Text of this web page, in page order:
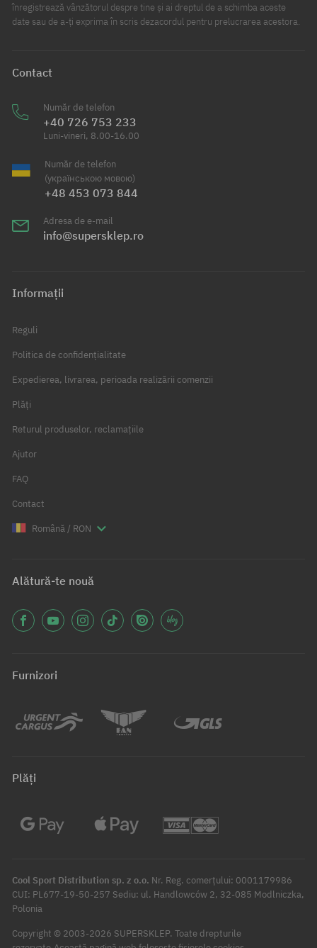
înregistrează vânzătorul despre tine și ai dreptul de a schimba aceste
date sau de a-ți exprima în scris dezacordul pentru prelucrarea acestora.
Contact
Număr de telefon
+40 726 753 233
Luni-vineri, 8.00-16.00
Număr de telefon
(українською мовою)
+48 453 073 844
Adresa de e-mail
info@supersklep.ro
Informații
Reguli
Politica de confidențialitate
Expedierea, livrarea, perioada realizării comenzii
Plăți
Returul produselor, reclamațiile
Ajutor
FAQ
Contact
Română / RON
Alătură-te nouă
Furnizori
Plăți
Cool Sport Distribution sp. z o.o. Nr. Reg. comerțului: 0001179986
CUI: PL677-19-50-257 Sediu: ul. Handlowców 2, 32-085 Modlniczka,
Polonia
Copyright © 2003-2026 SUPERSKLEP. Toate drepturile